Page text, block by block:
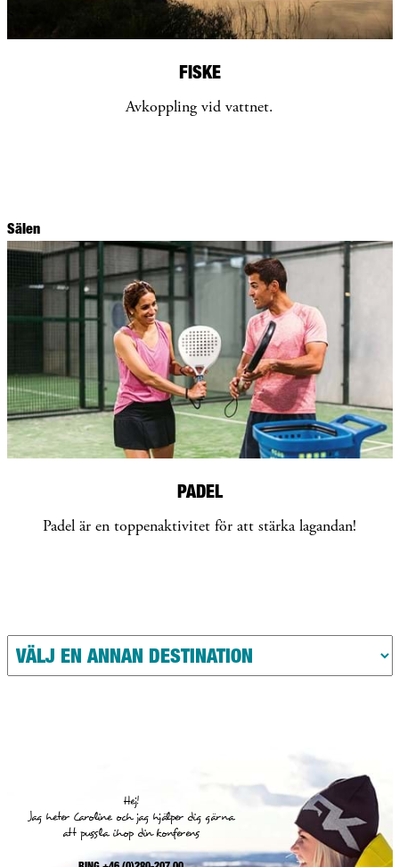
FISKE
Avkoppling vid vattnet.
Sälen
PADEL
Padel är en toppenaktivitet för att stärka lagandan!
Hej!
Jag heter Caroline och jag hjälper dig gärna
att pussla ihop din konferens